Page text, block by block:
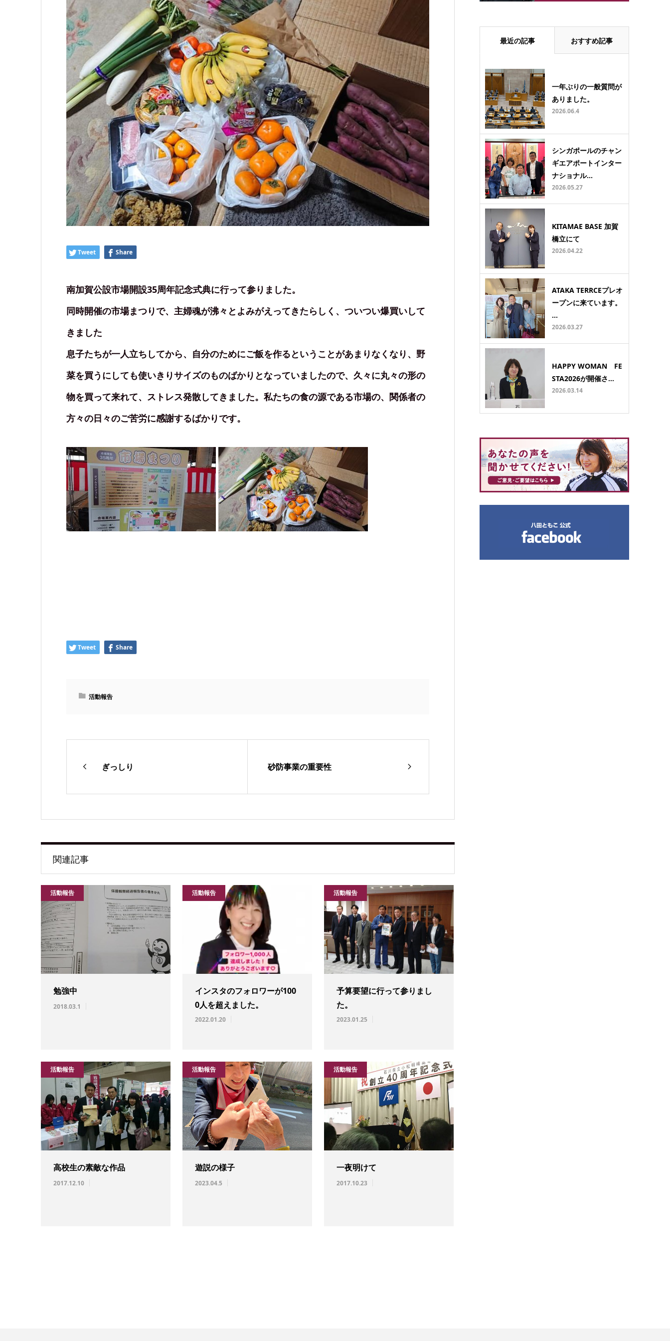
Tweet Share
南加賀公設市場開設35周年記念式典に行って参りました。
同時開催の市場まつりで、主婦魂が沸々とよみがえってきたらしく、ついつい爆買いして
きました
息子たちが一人立ちしてから、自分のためにご飯を作るということがあまりなくなり、野
菜を買うにしても使いきりサイズのものばかりとなっていましたので、久々に丸々の形の
物を買って来れて、ストレス発散してきました。私たちの食の源である市場の、関係者の
方々の日々のご苦労に感謝するばかりです。
Tweet Share
活動報告
ぎっしり 砂防事業の重要性
関連記事
勉強中
2018.03.1
活動報告
インスタのフォロワーが100
0人を超えました。
2022.01.20
活動報告
予算要望に行って参りまし
た。
2023.01.25
活動報告
高校生の素敵な作品
2017.12.10
活動報告
遊説の様子
2023.04.5
活動報告
一夜明けて
2017.10.23
活動報告
最近の記事 おすすめ記事
一年ぶりの一般質問が
ありました。
2026.06.4
シンガポールのチャン
ギエアポートインター
ナショナル…
2026.05.27
KITAMAE BASE 加賀
橋立にて
2026.04.22
ATAKA TERRCEプレオ
ープンに来ています。
…
2026.03.27
HAPPY WOMAN FE
STA2026が開催さ…
2026.03.14